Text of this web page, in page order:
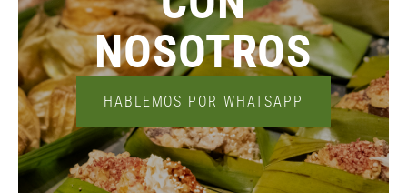
NOSOTROS
HABLEMOS POR WHATSAPP